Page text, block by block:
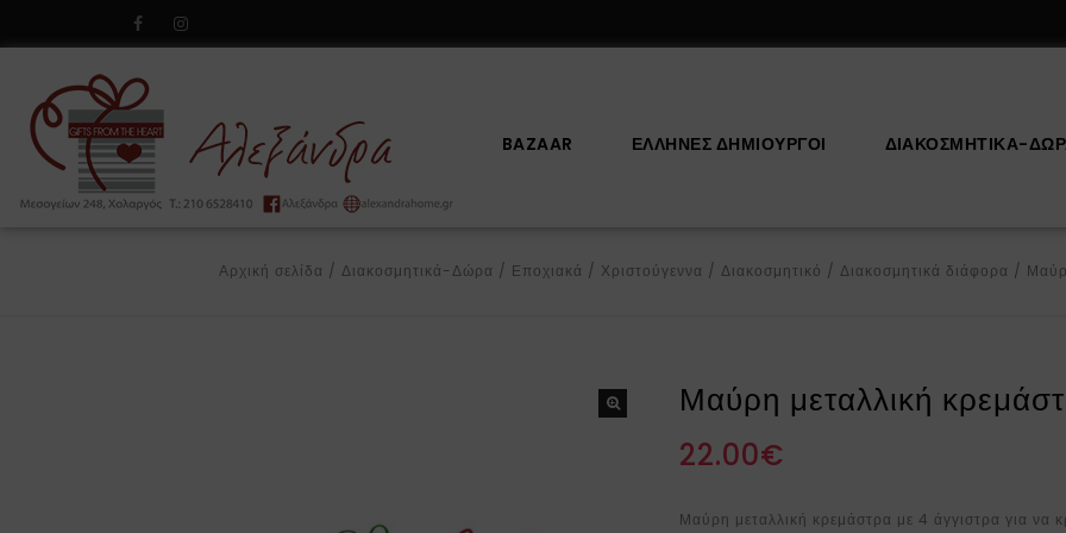
BAZAAR ΕΛΛΗΝΕΣ ΔΗΜΙΟΥΡΓΟΙ ΔΙΑΚΟΣΜΗΤΙΚΆ-
Αρχική σελίδα / Διακοσμητικά-Δώρα / Εποχιακά / Χριστούγεννα / Διακοσμητικό / Διακοσμητικά διάφορα /
Μαύρη μεταλλική
22.00€
Μαύρη μεταλλική κρεμάστρα με 4 άγγιστρα για να